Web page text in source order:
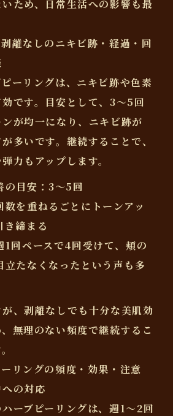
ため、日常生活への影響も最
離なしのニキビ跡・経過・回
ーリングは、 ニキビ跡や色素
です。目安として、 3～5回
が均一になり、ニキビ跡が
多いです。継続することで、
力もアップします。
の目安：3～5回
数を重ねるごとにトーンアッ
き締まる
1回ペースで4回受けて、頬の
立たなくなったという声も多
、剥離なしでも十分な美肌効
無理のない頻度で継続するこ
リングの頻度・効果・注意
の対応
ーブピーリングは、 週1～2回